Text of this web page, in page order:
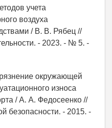
учета
воздуха
/ В. В. Рябец //
- 2023. - № 5. -
окружающей
износа
/ А. А. Федосеенко //
безопасности. - 2015. -